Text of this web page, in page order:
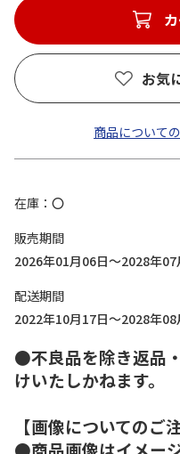
お気
商品について
在庫
〇
販売期間
2026年01月06日～2028年07
配送期間
2022年10月17日～2028年08
●不良品を除き返品
けいたしかねます。
【画像についてのご
●商品画像はイメージ